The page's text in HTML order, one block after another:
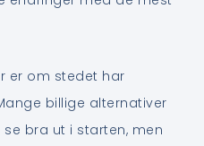
er om stedet har
billige alternativer
bra ut i starten, men